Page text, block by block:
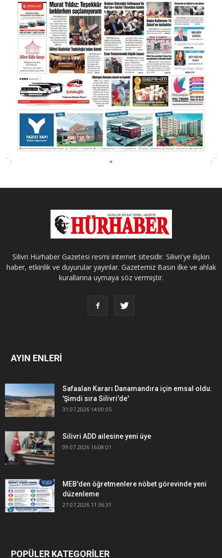
Silivri Hürhaber Gazetesi resmi internet sitesidir. Silivri'ye ilişkin
haber, etkinlik ve duyurular yayınlar. Gazetemiz Basın ilke ve ahlak
kurallarına uymaya söz vermiştir.
AYIN ENLERİ
Safaalan Kararı Danamandıra için emsal oldu:
'Şimdi sıra Silivri'de'
31.07.2026 14:00:05
Silivri ADD ailesine yeni üye
09.07.2026 16:08:01
MEB'den öğretmenlere nöbet görevinde yeni
düzenleme
27.07.2026 11:36:31
POPÜLER KATEGORİLER